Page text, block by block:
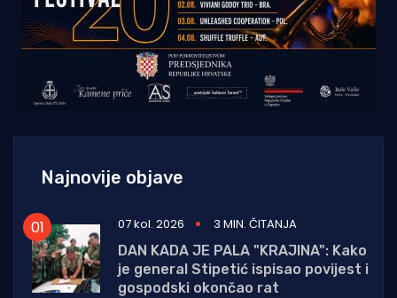
Najnovije objave
07 kol. 2026
3 MIN. ČITANJA
DAN KADA JE PALA "KRAJINA": Kako
je general Stipetić ispisao povijest i
gospodski okončao rat